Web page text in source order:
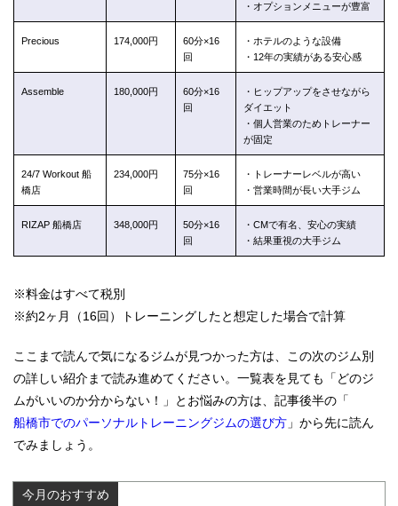
・オプションメニューが豊富
Precious 174,000円
60分×16
回
・ホテルのような設備
・12年の実績がある安心感
Assemble 180,000円
60分×16
回
・ヒップアップをさせながら
ダイエット
・個人営業のためトレーナー
が固定
24/7 Workout 船
橋店
234,000円
75分×16
回
・トレーナーレベルが高い
・営業時間が長い大手ジム
RIZAP 船橋店 348,000円
50分×16
回
・CMで有名、安心の実績
・結果重視の大手ジム
※料金はすべて税別
※約2ヶ月（16回）トレーニングしたと想定した場合で計算
ここまで読んで気になるジムが見つかった方は、この次のジム別
の詳しい紹介まで読み進めてください。一覧表を見ても「どのジ
ムがいいのか分からない！」とお悩みの方は、記事後半の「
船橋市でのパーソナルトレーニングジムの選び方 」から先に読ん
でみましょう。
今月のおすすめ